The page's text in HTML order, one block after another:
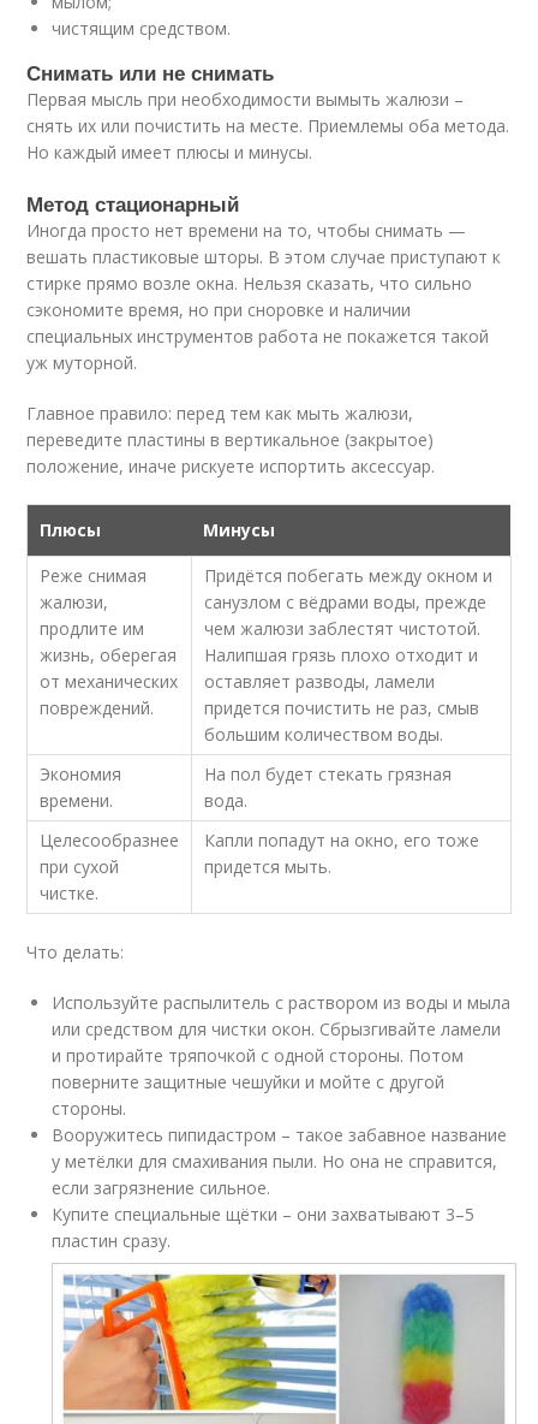
чистящим средством.
Снимать или не снимать
Первая мысль при необходимости вымыть жалюзи –
снять их или почистить на месте. Приемлемы оба метода.
Но каждый имеет плюсы и минусы.
Метод стационарный
Иногда просто нет времени на то, чтобы снимать —
вешать пластиковые шторы. В этом случае приступают к
стирке прямо возле окна. Нельзя сказать, что сильно
сэкономите время, но при сноровке и наличии
специальных инструментов работа не покажется такой
уж муторной.
Главное правило: перед тем как мыть жалюзи,
переведите пластины в вертикальное (закрытое)
положение, иначе рискуете испортить аксессуар.
Плюсы
Минусы
Реже снимая
жалюзи,
продлите им
жизнь, оберегая
от механических
повреждений.
Придётся побегать между окном и
санузлом с вёдрами воды, прежде
чем жалюзи заблестят чистотой.
Налипшая грязь плохо отходит и
оставляет разводы, ламели
придется почистить не раз, смыв
большим количеством воды.
Экономия
времени.
На пол будет стекать грязная
вода.
Целесообразнее
при сухой
чистке.
Капли попадут на окно, его тоже
придется мыть.
Что делать:
Используйте распылитель с раствором из воды и мыла
или средством для чистки окон. Сбрызгивайте ламели
и протирайте тряпочкой с одной стороны. Потом
поверните защитные чешуйки и мойте с другой
стороны.
Вооружитесь пипидастром – такое забавное название
у метёлки для смахивания пыли. Но она не справится,
если загрязнение сильное.
Купите специальные щётки – они захватывают 3–5
пластин сразу.